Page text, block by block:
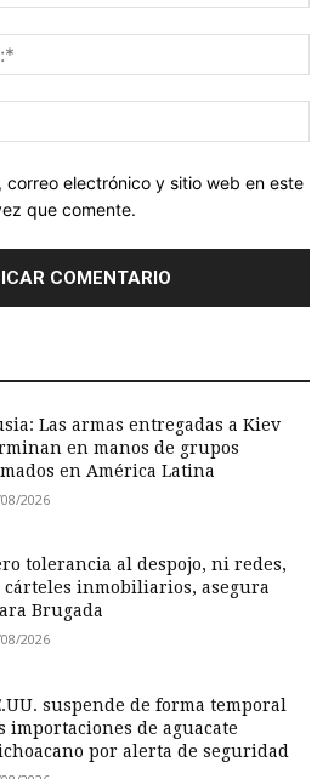
correo electrónico y sitio web en este
que comente.
Las armas entregadas a Kiev
en manos de grupos
en América Latina
2026
tolerancia al despojo, ni redes,
inmobiliarios, asegura
Brugada
2026
suspende de forma temporal
importaciones de aguacate
por alerta de seguridad